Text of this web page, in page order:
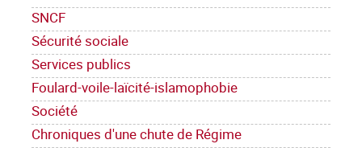
SNCF
Sécurité sociale
Services publics
Foulard-voile-laïcité-islamophobie
Société
Chroniques d'une chute de Régime